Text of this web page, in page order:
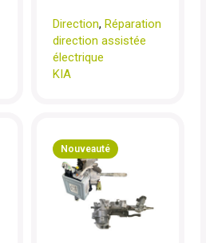
Direction, Réparation
direction assistée
électrique
KIA
Nouveauté